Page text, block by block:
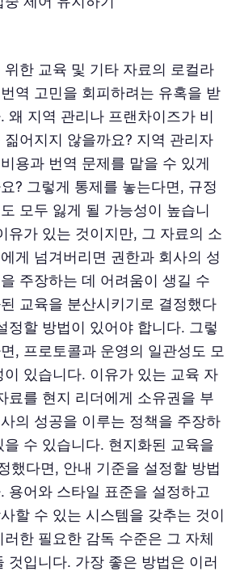
위한 교육 및 기타 자료의 로컬라
역 고민을 회피하려는 유혹을 받
왜 지역 관리나 프랜차이즈가 비
어지지 않을까요? 지역 관리자
용과 번역 문제를 맡을 수 있게
? 그렇게 통제를 놓는다면, 규정
모두 잃게 될 가능성이 높습니
유가 있는 것이지만, 그 자료의 소
게 넘겨버리면 권한과 회사의 성
주장하는 데 어려움이 생길 수
교육을 분산시키기로 결정했다
정할 방법이 있어야 합니다. 그렇
, 프로토콜과 운영의 일관성도 모
있습니다. 이유가 있는 교육 자
료를 현지 리더에게 소유권을 부
의 성공을 이루는 정책을 주장하
수 있습니다. 현지화된 교육을
했다면, 안내 기준을 설정할 방법
용어와 스타일 표준을 설정하고
할 수 있는 시스템을 갖추는 것이
한 필요한 감독 수준은 그 자체
것입니다. 가장 좋은 방법은 이러